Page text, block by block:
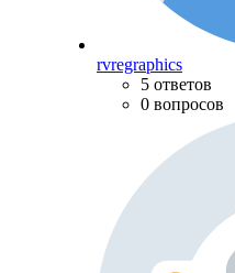
rvregraphics
5 ответов
0 вопросов